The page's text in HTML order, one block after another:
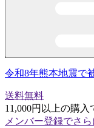
令和8年熊本地震で
送料無料
11,000円以上の購入
メンバー登録でさ